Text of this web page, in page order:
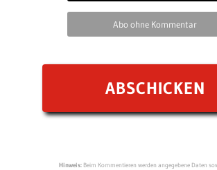
Abo ohne Kommentar
Hinweis:Beim Kommentieren werden angegebene Daten